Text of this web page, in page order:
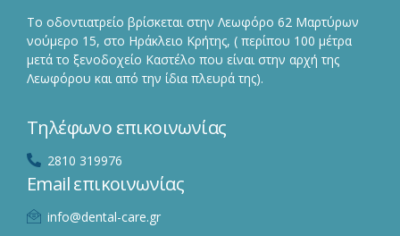
Το οδοντιατρείο βρίσκεται στην Λεωφόρο 62 Μαρτύρων
νούμερο 15, στο Ηράκλειο Κρήτης, ( περίπου 100 μέτρα
μετά το ξενοδοχείο Καστέλο που είναι στην αρχή της
Λεωφόρου και από την ίδια πλευρά της).
Τηλέφωνο επικοινωνίας
2810 319976
Email επικοινωνίας
info@dental-care.gr